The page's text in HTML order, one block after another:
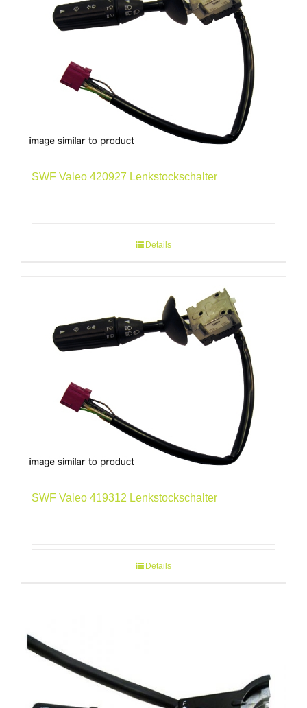
SWF Valeo 420927 Lenkstockschalter
Details
SWF Valeo 419312 Lenkstockschalter
Details